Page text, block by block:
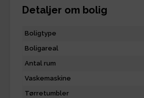
Detaljer om bolig
Boligtype
Boligareal
Antal rum
Vaskemaskine
Tørretumbler